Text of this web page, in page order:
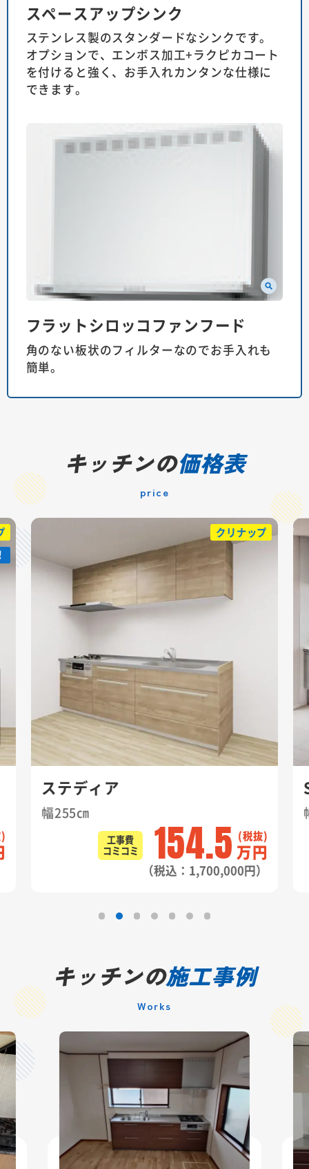
スペースアップシンク
ステンレス製のスタンダードなシンクです。
オプションで、エンボス加工+ラクピカコート
を付けると強く、お手入れカンタンな仕様に
できます。
フラットシロッコファンフード
角のない板状のフィルターなのでお手入れも
簡単。
キッチンの価格表
price
クリナップ
ステディア
幅255㎝
工事費
コミコミ
154.5 万円
（税込：1,700,000円）
キッチンの施工事例
Works